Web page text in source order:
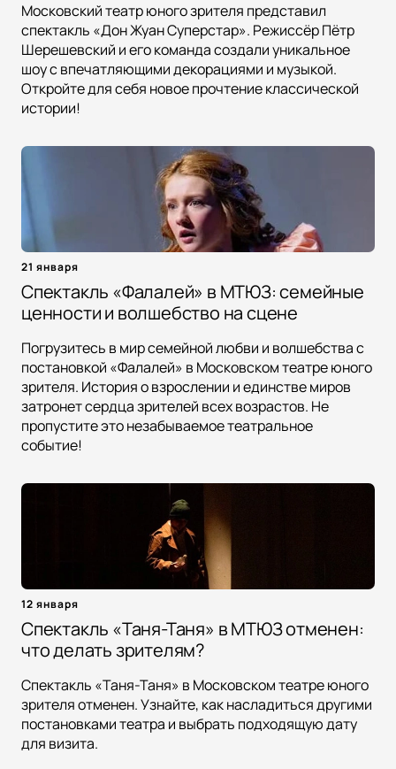
Московский театр юного зрителя представил
спектакль «Дон Жуан Суперстар». Режиссёр Пётр
Шерешевский и его команда создали уникальное
шоу с впечатляющими декорациями и музыкой.
Откройте для себя новое прочтение классической
истории!
21 января
Спектакль «Фалалей» в МТЮЗ: семейные
ценности и волшебство на сцене
Погрузитесь в мир семейной любви и волшебства с
постановкой «Фалалей» в Московском театре юного
зрителя. История о взрослении и единстве миров
затронет сердца зрителей всех возрастов. Не
пропустите это незабываемое театральное
событие!
12 января
Спектакль «Таня-Таня» в МТЮЗ отменен:
что делать зрителям?
Спектакль «Таня-Таня» в Московском театре юного
зрителя отменен. Узнайте, как насладиться другими
постановками театра и выбрать подходящую дату
для визита.